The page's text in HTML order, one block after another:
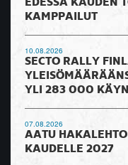
EDESSÄ KAUDEN
KAMPPAILUT
10.08.2026
SECTO RALLY
YLI 283 000
07.08.2026
AATU
KAUDELLE 2027